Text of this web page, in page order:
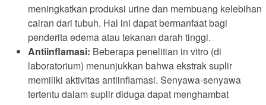
meningkatkan produksi urine dan membuang kelebihan
cairan dari tubuh. Hal ini dapat bermanfaat bagi
penderita edema atau tekanan darah tinggi.
Antiinflamasi: Beberapa penelitian in vitro (di
laboratorium) menunjukkan bahwa ekstrak suplir
memiliki aktivitas antiinflamasi. Senyawa-senyawa
tertentu dalam suplir diduga dapat menghambat